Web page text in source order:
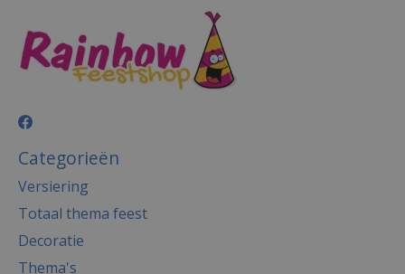
Categorieën
Versiering
Totaal thema feest
Decoratie
Thema's